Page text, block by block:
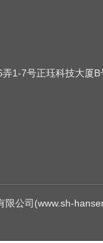
1-7号正珏科技大厦B
限公司(www.sh-